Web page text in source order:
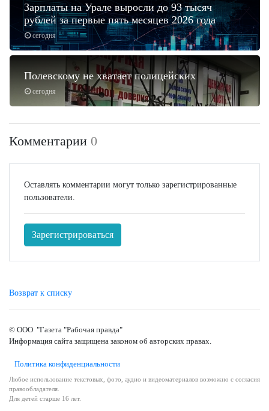
сегодня
Зарплаты на Урале выросли до 93 тысяч
рублей за первые пять месяцев 2026 года
сегодня
Полевскому не хватает полицейских
Комментарии 0
Оставлять комментарии могут только зарегистрированные
пользователи.
Зарегистрироваться
Возврат к списку
© ООО "Газета "Рабочая правда"
Информация сайта защищена законом об авторских правах.
Политика конфиденциальности
Любое использование текстовых, фото, аудио и видеоматериалов возможно с согласия
правообладателя.
Для детей старше 16 лет.